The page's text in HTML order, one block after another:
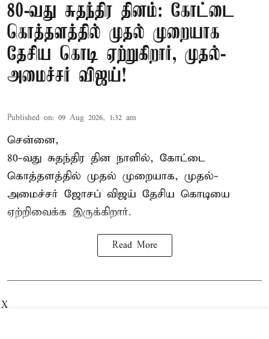
80-வது சுதந்திர தினம்: கோட்டை
கொத்தளத்தில் முதல் முறையாக
தேசிய கொடி ஏற்றுகிறார், முதல்-
அமைச்சர் விஜய்!
Published on: 09 Aug 2026, 1:32 am
சென்னை,
80-வது சுதந்திர தின நாளில், கோட்டை
கொத்தளத்தில் முதல் முறையாக, முதல்-
அமைச்சர் ஜோசப் விஜய் தேசிய கொடியை
ஏற்றிவைக்க இருக்கிறார்.
Read More
X